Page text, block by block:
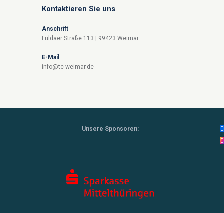
Kontaktieren Sie uns
Anschrift
Fuldaer Straße 113 | 99423 Weimar
E-Mail
info@tc-weimar.de
Unsere Sponsoren: